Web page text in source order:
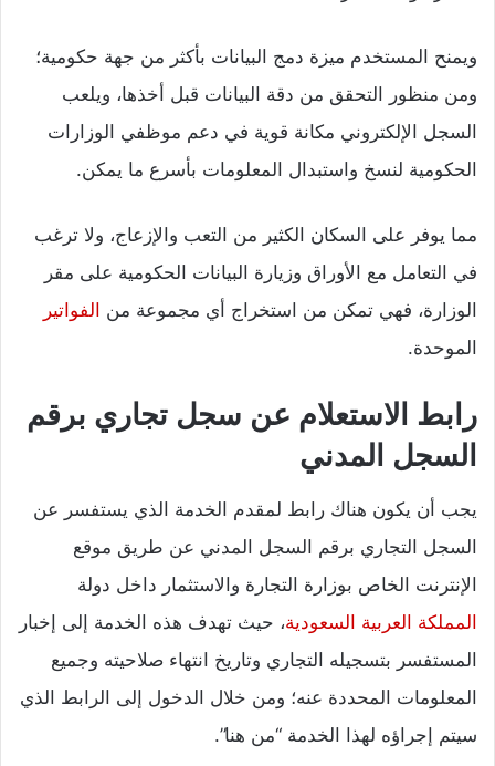
ويمنح المستخدم ميزة دمج البيانات بأكثر من جهة حكومية؛
ومن منظور التحقق من دقة البيانات قبل أخذها، ويلعب
السجل الإلكتروني مكانة قوية في دعم موظفي الوزارات
الحكومية لنسخ واستبدال المعلومات بأسرع ما يمكن.
مما يوفر على السكان الكثير من التعب والإزعاج، ولا ترغب
في التعامل مع الأوراق وزيارة البيانات الحكومية على مقر
الوزارة، فهي تمكن من استخراج أي مجموعة من الفواتير
الموحدة.
رابط الاستعلام عن سجل تجاري برقم
السجل المدني
يجب أن يكون هناك رابط لمقدم الخدمة الذي يستفسر عن
السجل التجاري برقم السجل المدني عن طريق موقع
الإنترنت الخاص بوزارة التجارة والاستثمار داخل دولة
المملكة العربية السعودية، حيث تهدف هذه الخدمة إلى إخبار
المستفسر بتسجيله التجاري وتاريخ انتهاء صلاحيته وجميع
المعلومات المحددة عنه؛ ومن خلال الدخول إلى الرابط الذي
سيتم إجراؤه لهذا الخدمة “من هنا”.